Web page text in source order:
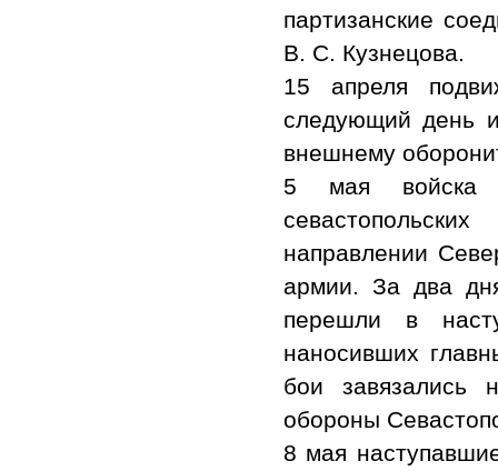
партизанские
В. С. Кузнецова.
15 апреля
следующий день
внешнему
5 мая войска
направлении
армии. За два
перешли в
наносивших
бои завязались
обороны
8 мая